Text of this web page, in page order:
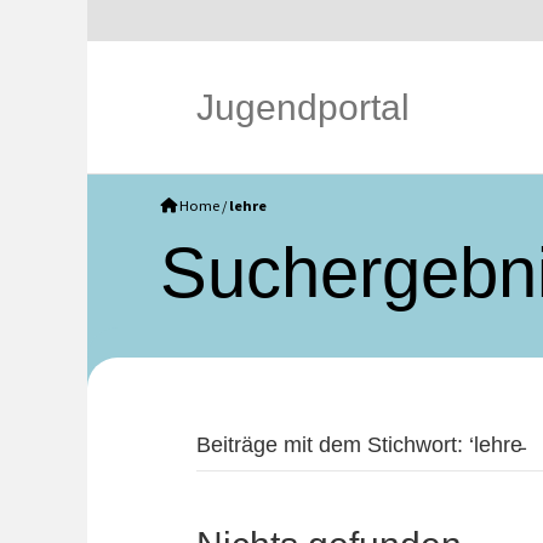
Jugendportal
Home / lehre
Beiträge mit dem Stichwort: ‘lehre̵